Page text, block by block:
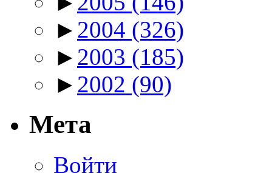
► 2004 (326)
► 2003 (185)
► 2002 (90)
Мета
Войти